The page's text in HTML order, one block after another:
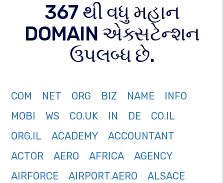
367 થી વધુ મહાન
DOMAIN એક્સટેન્શન
ઉપલબ્ધ છે.
COM NET ORG BIZ NAME
INFO
MOBI
WS CO.UK IN DE
CO.IL
ORG.IL
ACADEMY
ACCOUNTANT
ACTOR
AERO AFRICA
AGENCY
AIRFORCE
AIRPORT.AERO
ALSACE